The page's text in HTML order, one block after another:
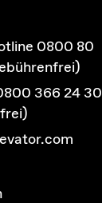
0800 80
366 24 30